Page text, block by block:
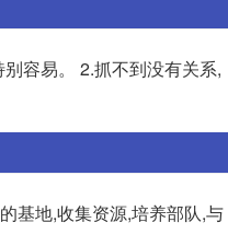
容易。 2.抓不到没有关系,
基地,收集资源,培养部队,与